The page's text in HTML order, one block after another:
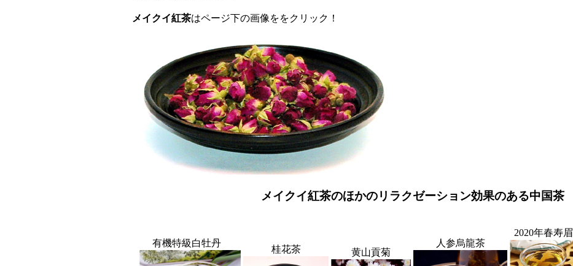
メイクイ紅茶はページ下の画像ををクリック！
メイクイ紅茶のほかのリラクゼーション効果のある中国茶
有機特級白牡丹
桂花茶 黄山貢菊
人参烏龍茶
2020年春寿眉